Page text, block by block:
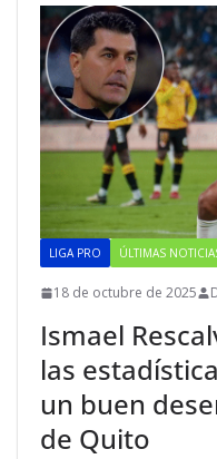
LIGA PRO ÚLTIMAS
18 de octubre de 2025
Ismael
las
un buen
de Quito